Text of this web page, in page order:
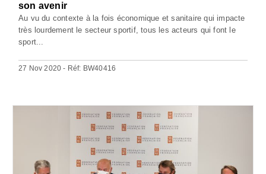
son avenir
Au vu du contexte à la fois économique et sanitaire qui impacte
très lourdement le secteur sportif, tous les acteurs qui font le
sport...
27 Nov 2020 - Réf: BW40416